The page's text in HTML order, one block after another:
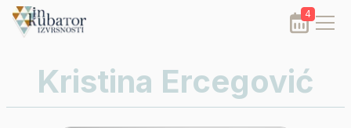
4
Kristina Ercegović